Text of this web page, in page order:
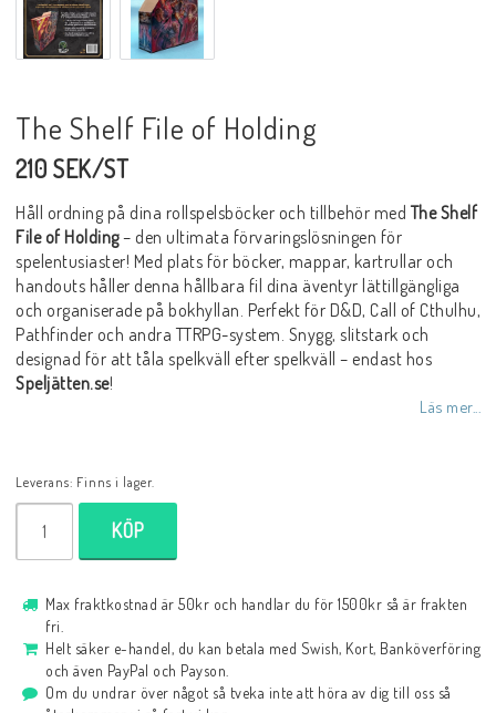
The Shelf File of Holding
210 SEK/ST
Håll ordning på dina rollspelsböcker och tillbehör med The Shelf
File of Holding– den ultimata förvaringslösningen för
spelentusiaster! Med plats för böcker, mappar, kartrullar och
handouts håller denna hållbara fil dina äventyr lättillgängliga
och organiserade på bokhyllan. Perfekt för D&D, Call of Cthulhu,
Pathfinder och andra TTRPG-system. Snygg, slitstark och
designad för att tåla spelkväll efter spelkväll – endast hos
Speljätten.se!
Läs mer...
Leverans: Finns i lager.
KÖP
Max fraktkostnad är 50kr och handlar du för 1500kr så är frakten
fri.
Helt säker e-handel, du kan betala med Swish, Kort, Banköverföring
och även PayPal och Payson.
Om du undrar över något så tveka inte att höra av dig till oss så